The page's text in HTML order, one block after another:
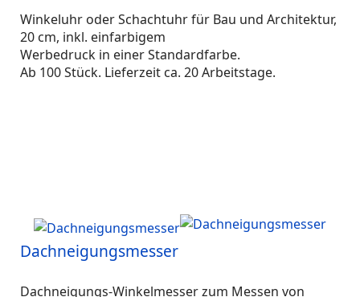
Winkeluhr oder Schachtuhr für Bau und Architektur,
20 cm, inkl. einfarbigem
Werbedruck in einer Standardfarbe.
Ab 100 Stück. Lieferzeit ca. 20 Arbeitstage.
Dachneigungsmesser
Dachneigungs-Winkelmesser zum Messen von